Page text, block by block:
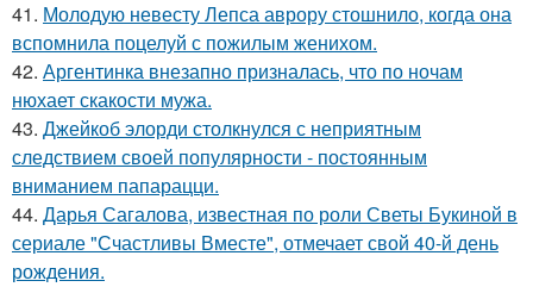
41. Молодую невесту Лепса аврору стошнило, когда она
вспомнила поцелуй с пожилым женихом.
42. Аргентинка внезапно призналась, что по ночам
нюхает скакости мужа.
43. Джейкоб элорди столкнулся с неприятным
следствием своей популярности - постоянным
вниманием папарацци.
44. Дарья Сагалова, известная по роли Светы Букиной в
сериале "Счастливы Вместе", отмечает свой 40-й день
рождения.